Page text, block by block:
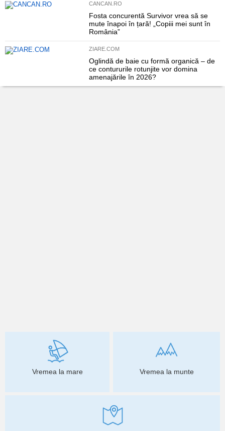
CANCAN.RO
Fosta concurentă Survivor vrea să se
mute înapoi în țară! „Copiii mei sunt în
România”
ZIARE.COM
Oglindă de baie cu formă organică – de
ce contururile rotunjite vor domina
amenajările în 2026?
Vremea la mare Vremea la munte